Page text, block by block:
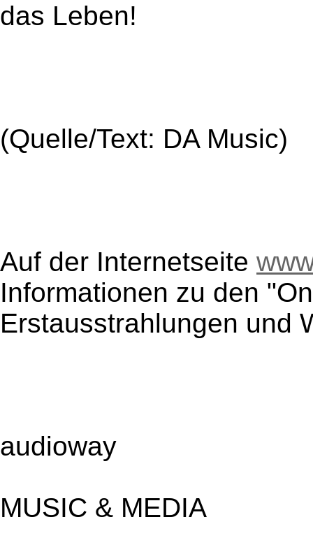
das Leben!
(Quelle/Text: DA Music)
Auf der Internetseite
Informationen zu den
Erstausstrahlungen und
audioway
MUSIC & MEDIA